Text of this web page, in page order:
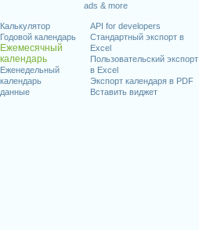
ads & more
Калькулятор
Годовой календарь
Ежемесячный
календарь
Еженедельный
календарь
данные
API for developers
Стандартный экспорт в
Excel
Пользовательский экспорт
в Excel
Экспорт календаря в PDF
Вставить виджет